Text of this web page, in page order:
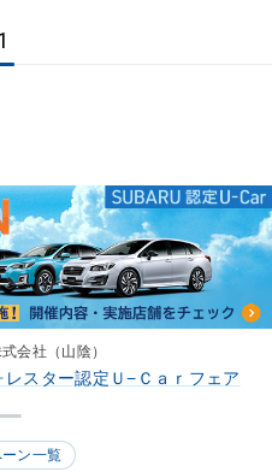
会社（山陰）
スター認定Ｕ−Ｃａｒフェア
ン一覧